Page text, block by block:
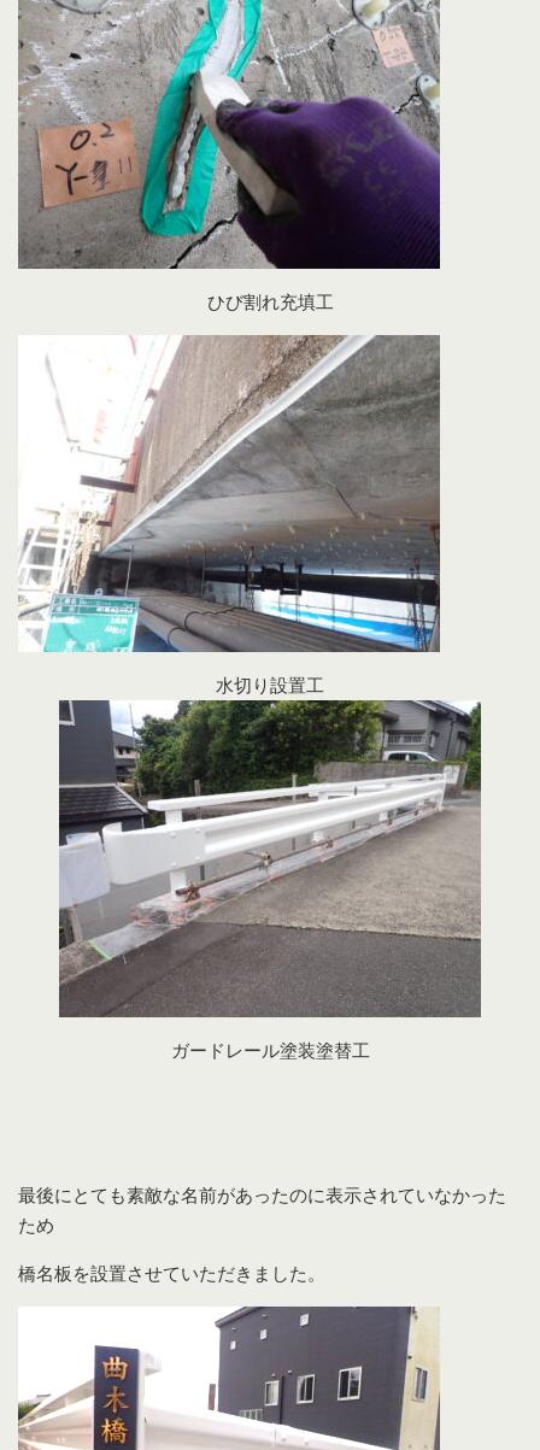
ひび割れ充填工
水切り設置工
ガードレール塗装塗替工
最後にとても素敵な名前があったのに表示されていなかった
ため
橋名板を設置させていただきました。